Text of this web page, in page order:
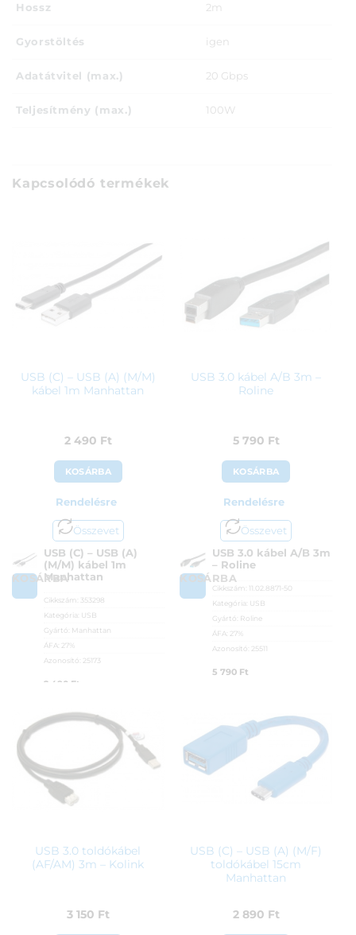
Hossz 2m
Gyorstöltés igen
Adatátvitel (max.) 20 Gbps
Teljesítmény (max.) 100W
Kapcsolódó termékek
USB (C) – USB (A) (M/M)
kábel 1m Manhattan
2 490 Ft
KOSÁRBA
Rendelésre
Összevet
KOSÁRBA
USB (C) – USB (A)
(M/M) kábel 1m
Manhattan
Cikkszám: 353298
Kategória:
USB
Gyártó: Manhattan
ÁFA: 27%
Azonosító: 25173
2 490 Ft
USB 3.0 kábel A/B 3m –
Roline
5 790 Ft
KOSÁRBA
Rendelésre
Összevet
KOSÁRBA
USB 3.0 kábel A/B 3m
– Roline
Cikkszám:
11.02.8871-50
Kategória:
USB
Gyártó: Roline
ÁFA: 27%
Azonosító: 25511
5 790 Ft
USB 3.0 toldókábel
(AF/AM) 3m – Kolink
3 150 Ft
USB (C) – USB (A) (M/F)
toldókábel 15cm
Manhattan
2 890 Ft